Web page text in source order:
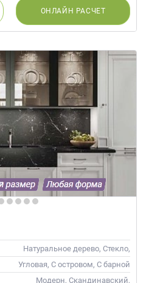
ОНЛАЙН РАСЧЕТ
Натуральное дерево, Стекло,
Массив
Угловая, С островом, С барной
стойкой
Модерн, Скандинавский,